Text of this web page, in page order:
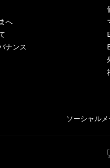
へ
ナンス
ソーシャル